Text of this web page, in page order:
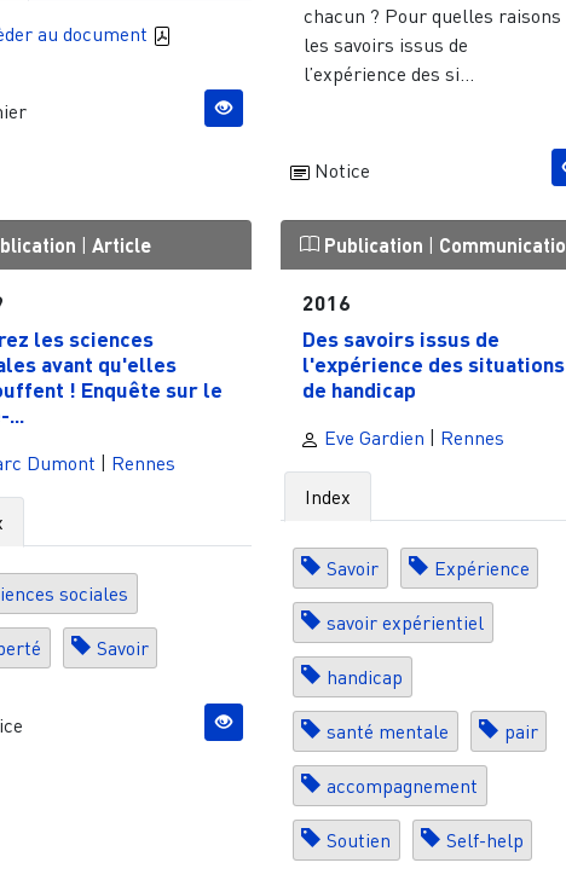
au document
chacun ? Pour quelles raisons
les savoirs issus de
l’expérience des si...
Notice
| Article
les sciences
avant qu'elles
! Enquête sur le
...
Dumont | Rennes
sociales
Savoir
Publication |
2016
Des savoirs issus de
l'expérience des situations
de handicap
Eve Gardien | Rennes
Index
Savoir Expérience
savoir expérientiel
handicap
santé mentale pair
accompagnement
Soutien Self-help